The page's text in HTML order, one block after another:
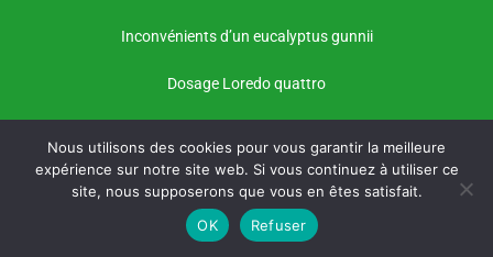
Inconvénients d’un eucalyptus gunnii
Dosage Loredo quattro
Nous utilisons des cookies pour vous garantir la meilleure
expérience sur notre site web. Si vous continuez à utiliser ce
site, nous supposerons que vous en êtes satisfait.
OK
Refuser